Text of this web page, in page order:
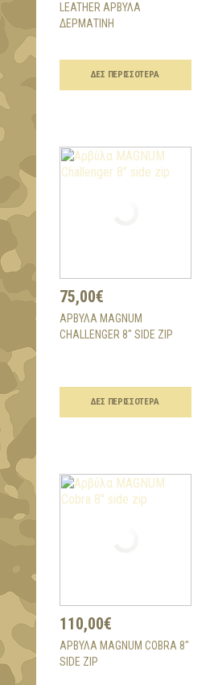
LEATHER ΑΡΒΎΛΑ
ΔΕΡΜΆΤΙΝΗ
ΔΕΣ ΠΕΡΙΣΣΌΤΕΡΑ
75,00€
ΑΡΒΎΛΑ MAGNUM
CHALLENGER 8" SIDE ZIP
ΔΕΣ ΠΕΡΙΣΣΌΤΕΡΑ
110,00€
ΑΡΒΎΛΑ MAGNUM COBRA 8"
SIDE ZIP